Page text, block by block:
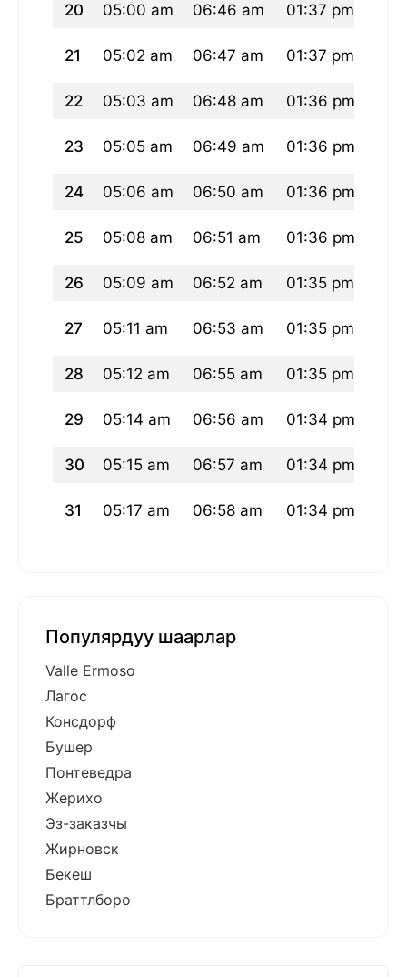
20 05:00 am 06:46 am 01:37 pm
21 05:02 am 06:47 am 01:37 pm
22 05:03 am 06:48 am 01:36 pm
23 05:05 am 06:49 am 01:36 pm
24 05:06 am 06:50 am 01:36 pm
25 05:08 am 06:51 am 01:36 pm
26 05:09 am 06:52 am 01:35 pm
27 05:11 am 06:53 am 01:35 pm
28 05:12 am 06:55 am 01:35 pm
29 05:14 am 06:56 am 01:34 pm
30 05:15 am 06:57 am 01:34 pm
31 05:17 am 06:58 am 01:34 pm
Популярдуу шаарлар
Valle Ermoso
Лагос
Консдорф
Бушер
Понтеведра
Жерихо
Эз-заказчы
Жирновск
Бекеш
Браттлборо